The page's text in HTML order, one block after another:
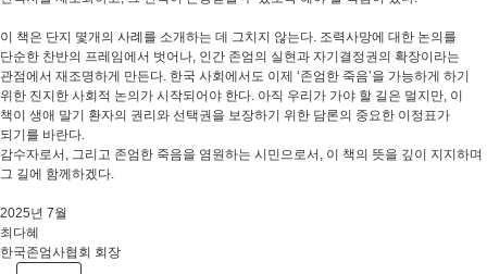
이 책은 단지 몇개의 사례를 소개하는 데 그치지 않는다. 조력사망에 대한 논의를
단순한 찬반의 프레임에서 벗어나, 인간 존엄의 실현과 자기결정권의 확장이라는
관점에서 재조명하게 만든다. 한국 사회에서도 이제 ‘존엄한 죽음’을 가능하게 하기
위한 진지한 사회적 논의가 시작되어야 한다. 아직 우리가 가야 할 길은 멀지만, 이
책이 생애 말기 환자의 권리와 선택권을 보장하기 위한 담론의 중요한 이정표가
되기를 바란다.
감수자로서, 그리고 존엄한 죽음을 염원하는 시민으로서, 이 책의 뜻을 깊이 지지하며
그 길에 함께하겠다.
2025년 7월
최다혜
한국존엄사협회 회장